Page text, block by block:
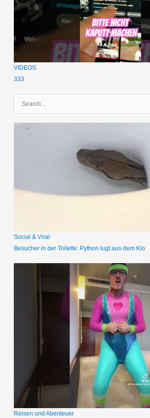
VIDEOS
333
c
c
Social & Viral
Besucher in der Toilette: Python lugt aus dem Klo
Reisen und Abenteuer